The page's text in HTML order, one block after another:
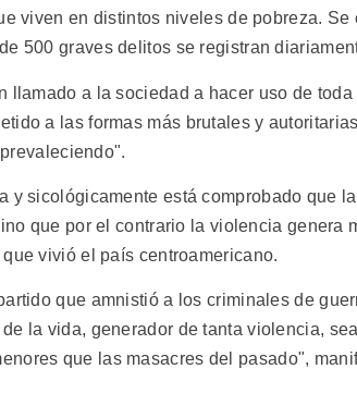
viven en distintos niveles de pobreza. Se
500 graves delitos se registran
llamado a la sociedad a hacer uso de toda
a las formas más brutales y
y sicológicamente está comprobado que
que por el contrario la violencia genera
vivió el país centroamericano.
que amnistió a los criminales de
la vida, generador de tanta violencia,
que las masacres del pasado",